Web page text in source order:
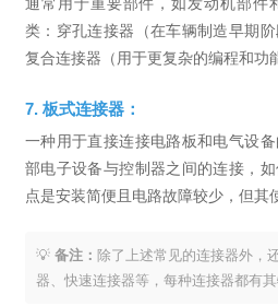
类：穿孔连接器（在车辆制造早期
复合连接器（用于更复杂的编程和功
7. 板式连接器：
一种用于直接连接电路板和电气设备的连接器。通常用于汽车内
部电子设备与控制器之间的连接，
点是安装简便且电路故障较少，但其
备注： 除了上述常见的连接器外，
器、快速连接器等，每种连接器都有其